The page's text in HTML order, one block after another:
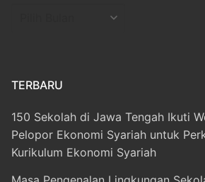
TERBARU
150 Sekolah di Jawa Tengah Ikuti
Pelopor Ekonomi Syariah untuk
Kurikulum Ekonomi Syariah